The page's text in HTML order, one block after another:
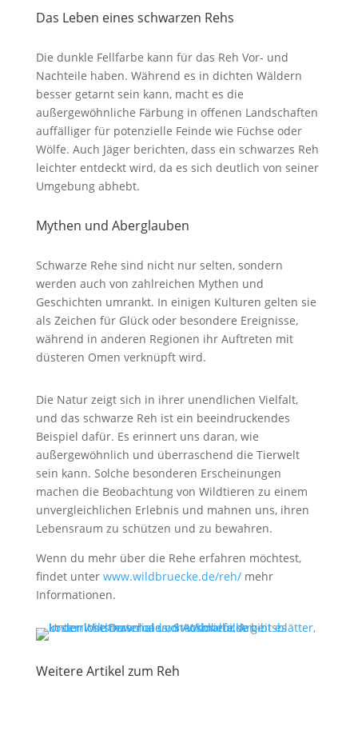
Das Leben eines schwarzen Rehs
Die dunkle Fellfarbe kann für das Reh Vor- und
Nachteile haben. Während es in dichten Wäldern
besser getarnt sein kann, macht es die
außergewöhnliche Färbung in offenen Landschaften
auffälliger für potenzielle Feinde wie Füchse oder
Wölfe. Auch Jäger berichten, dass ein schwarzes Reh
leichter entdeckt wird, da es sich deutlich von seiner
Umgebung abhebt.
Mythen und Aberglauben
Schwarze Rehe sind nicht nur selten, sondern
werden auch von zahlreichen Mythen und
Geschichten umrankt. In einigen Kulturen gelten sie
als Zeichen für Glück oder besondere Ereignisse,
während in anderen Regionen ihr Auftreten mit
düsteren Omen verknüpft wird.
Die Natur zeigt sich in ihrer unendlichen Vielfalt,
und das schwarze Reh ist ein beeindruckendes
Beispiel dafür. Es erinnert uns daran, wie
außergewöhnlich und überraschend die Tierwelt
sein kann. Solche besonderen Erscheinungen
machen die Beobachtung von Wildtieren zu einem
unvergleichlichen Erlebnis und mahnen uns, ihren
Lebensraum zu schützen und zu bewahren.
Wenn du mehr über die Rehe erfahren möchtest,
findet unter www.wildbruecke.de/reh/mehr
Informationen.
Weitere Artikel zum Reh